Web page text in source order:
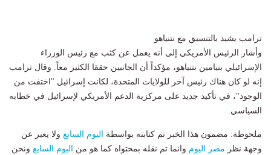
ترامب يشيد بالتنسيق مع نتنياهو
وأشار الرئيس الأمريكي إلى أنه يعمل عن كثب مع رئيس الوزراء
الإسرائيلي بنيامين نتنياهو، مؤكداً أن الجانبين حققا الكثير معاً. وقال ترامب
إنه لو كان هناك رئيس آخر للولايات المتحدة، لكانت إسرائيل "اختفت من
الوجود"، في تأكيد جديد على مركزية الدعم الأمريكي لإسرائيل في خطابه
السياسي.
ملحوظة: مضمون هذا الخبر تم كتابته بواسطة اليوم السابع ولا يعبر عن
وجهة نظر مصر اليوم وانما تم نقله بمحتواه كما هو من اليوم السابع ونحن